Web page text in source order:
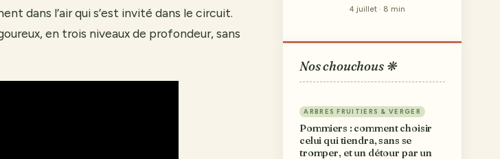
dans l’air qui s’est invité dans le circuit.
en trois niveaux de profondeur, sans
4 juillet · 8 min
Nos chouchous ❋
ARBRES FRUITIERS & VERGER
Pommiers : comment choisir
celui qui tiendra, sans se
tromper, et un détour par un